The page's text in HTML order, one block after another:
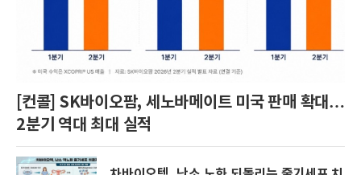
[컨콜] SK바이오팜, 세노바메이트 미국 판매 확대…
2분기 역대 최대 실적